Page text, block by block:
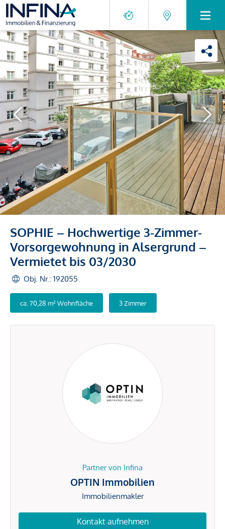
SOPHIE – Hochwertige 3-Zimmer-
Vorsorgewohnung in Alsergrund –
Vermietet bis 03/2030
Obj. Nr.: 192055
ca. 70,28 m² Wohnfläche 3 Zimmer
Partner von Infina
OPTIN Immobilien
Immobilienmakler
Kontakt aufnehmen